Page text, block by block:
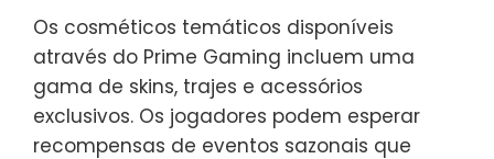
Os cosméticos temáticos disponíveis
através do Prime Gaming incluem uma
gama de skins, trajes e acessórios
exclusivos. Os jogadores podem esperar
recompensas de eventos sazonais que